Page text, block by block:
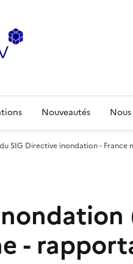
Nouveautés
SIG Directive inondation -
-